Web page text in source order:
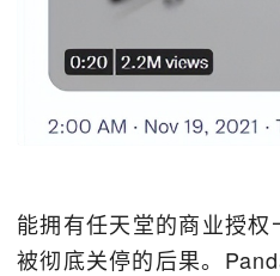
能拥有任天堂的商业授
被彻底关停的后果。